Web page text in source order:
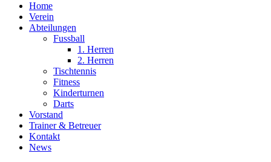
Home
Verein
Abteilungen
Fussball
1. Herren
2. Herren
Tischtennis
Fitness
Kinderturnen
Darts
Vorstand
Trainer & Betreuer
Kontakt
News